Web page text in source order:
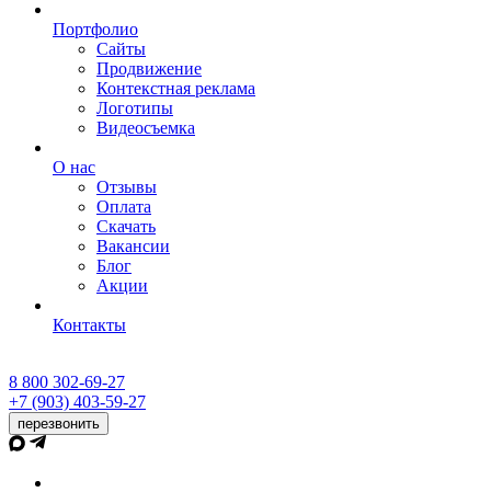
Портфолио
Сайты
Продвижение
Контекстная реклама
Логотипы
Видеосъемка
О нас
Отзывы
Оплата
Скачать
Вакансии
Блог
Акции
Контакты
8 800 302-69-27
+7 (903) 403-59-27
перезвонить